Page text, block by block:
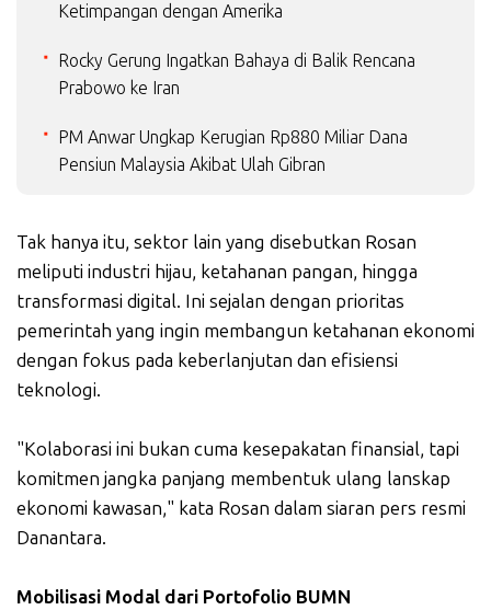
Ketimpangan dengan Amerika
Rocky Gerung Ingatkan Bahaya di Balik Rencana
Prabowo ke Iran
PM Anwar Ungkap Kerugian Rp880 Miliar Dana
Pensiun Malaysia Akibat Ulah Gibran
Tak hanya itu, sektor lain yang disebutkan Rosan
meliputi industri hijau, ketahanan pangan, hingga
transformasi digital. Ini sejalan dengan prioritas
pemerintah yang ingin membangun ketahanan ekonomi
dengan fokus pada keberlanjutan dan efisiensi
teknologi.
"Kolaborasi ini bukan cuma kesepakatan finansial, tapi
komitmen jangka panjang membentuk ulang lanskap
ekonomi kawasan," kata Rosan dalam siaran pers resmi
Danantara.
Mobilisasi Modal dari Portofolio BUMN